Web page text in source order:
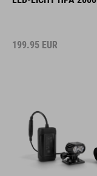
199.95 EUR